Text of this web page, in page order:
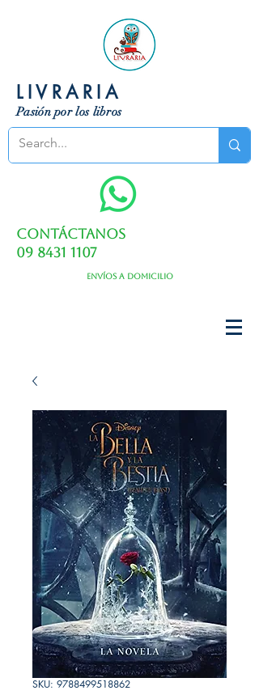
LIVRARIA
Pasión por los libros
Contáctanos
09 8431 1107
Envíos a domicilio
SKU: 9788499518862